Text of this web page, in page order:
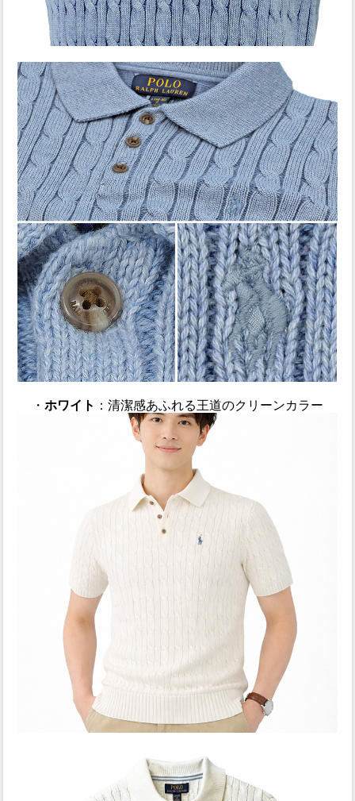
・ ホワイト ：清潔感あふれる王道のクリーンカラー